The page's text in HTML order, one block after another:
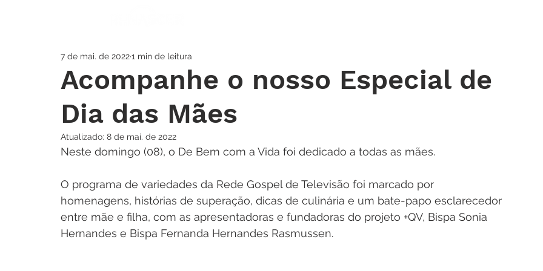
Acompanhe o nosso Especial de
Dia das Mães
7 de mai. de 20221 min de leitura
Atualizado: 8 de mai. de 2022
Neste domingo (08), o De Bem com a Vida foi dedicado a todas as mães.
O programa de variedades da Rede Gospel de Televisão foi marcado por
homenagens, histórias de superação, dicas de culinária e um bate-papo esclarecedor
entre mãe e filha, com as apresentadoras e fundadoras do projeto +QV, Bispa Sonia
Hernandes e Bispa Fernanda Hernandes Rasmussen.